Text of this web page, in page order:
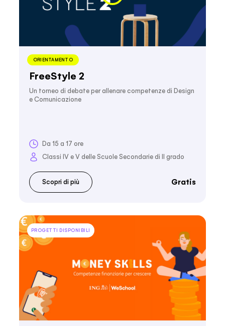
ORIENTAMENTO
FreeStyle 2
Un torneo di debate per allenare competenze di Design
e Comunicazione
Da 15 a 17 ore
Classi IV e V delle Scuole Secondarie di II grado
Scopri di più Gratis
PROGETTI DISPONIBILI